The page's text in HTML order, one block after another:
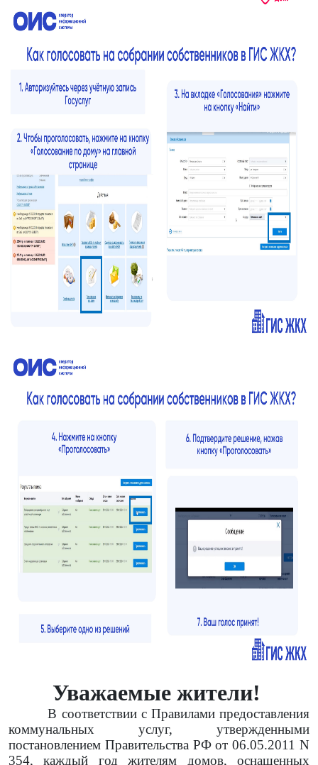
Уважаемые жители!
В соответствии с Правилами предоставления
коммунальных услуг, утвержденными
постановлением Правительства РФ от 06.05.2011 N
354, каждый год жителям домов, оснащенных